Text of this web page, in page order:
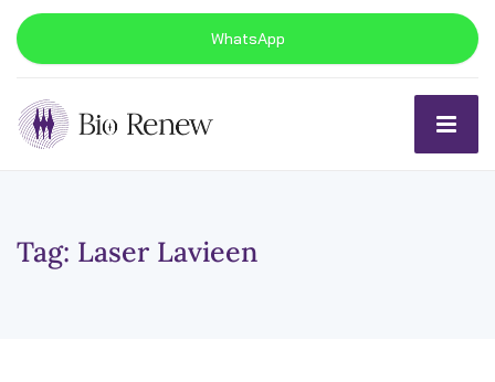
WhatsApp
Tag: Laser Lavieen